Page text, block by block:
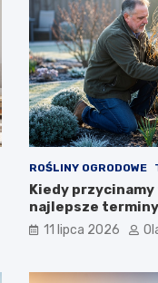
ROŚLINY OGRODOWE
Kiedy
najlepsze terminy
11 lipca 2026